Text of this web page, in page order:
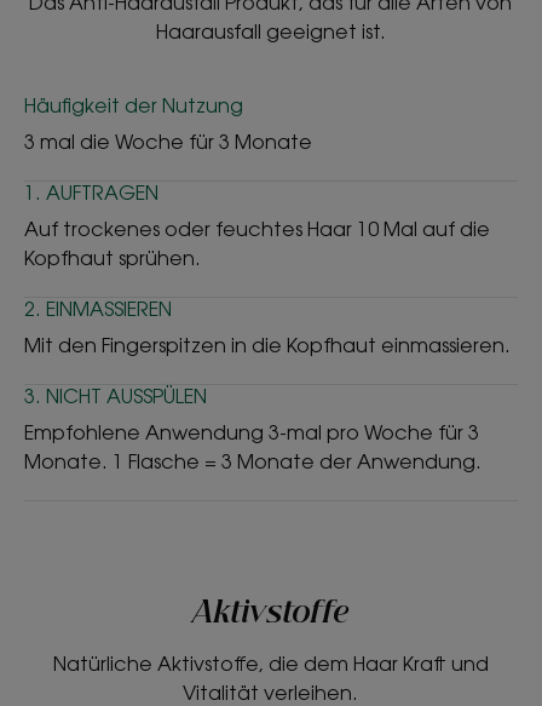
Haarausfall geeignet ist.
Häufigkeit der Nutzung
3 mal die Woche für 3 Monate
1. AUFTRAGEN
Auf trockenes oder feuchtes Haar 10 Mal auf die
Kopfhaut sprühen.
2. EINMASSIEREN
Mit den Fingerspitzen in die Kopfhaut einmassieren.
3. NICHT AUSSPÜLEN
Empfohlene Anwendung 3-mal pro Woche für 3
Monate. 1 Flasche = 3 Monate der Anwendung.
Aktivstoffe
Natürliche Aktivstoffe, die dem Haar Kraft und
Vitalität verleihen.